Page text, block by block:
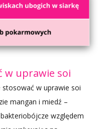
w uprawie soi
stosować w uprawie soi
mangan i miedź –
względem